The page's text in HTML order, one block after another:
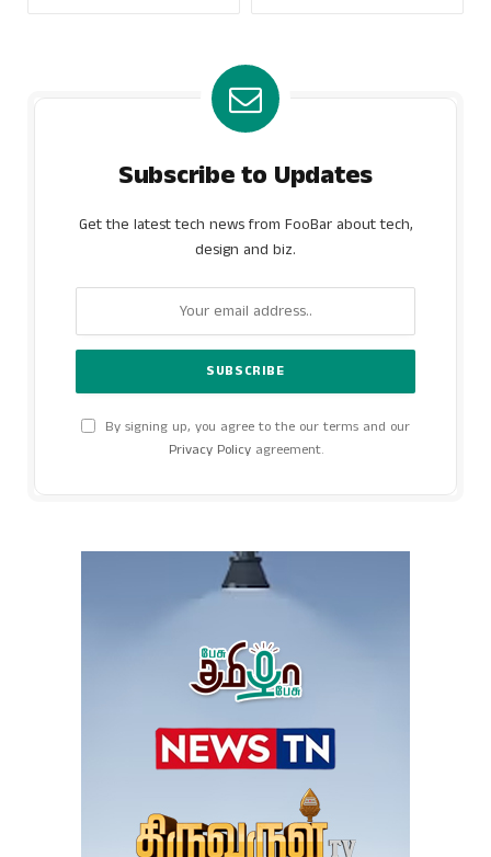
Subscribe to Updates
Get the latest tech news from FooBar about tech,
design and biz.
By signing up, you agree to the our terms and our
Privacy Policyagreement.